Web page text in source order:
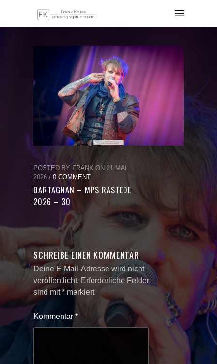
POSTED BY FRANK ON 21 MAI
2026 / 0 COMMENT
DARTAGNAN – MPS RASTEDE
2026 – 30
SCHREIBE EINEN KOMMENTAR
Deine E-Mail-Adresse wird nicht
veröffentlicht. Erforderliche Felder
sind mit*markiert
Kommentar *